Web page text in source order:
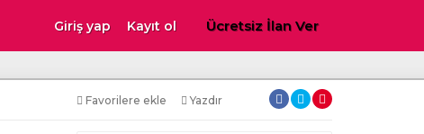
Giriş yap Kayıt ol Ücretsiz İlan Ver
Favorilere ekle Yazdır